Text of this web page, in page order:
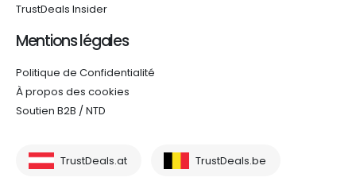
TrustDeals Insider
Mentions légales
Politique de Confidentialité
À propos des cookies
Soutien B2B / NTD
TrustDeals.at TrustDeals.be